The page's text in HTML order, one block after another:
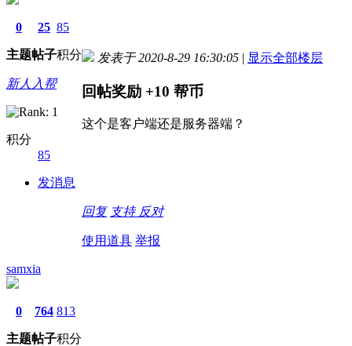
0
主题
25
帖子
85
积分
新人入帮
积分
85
发消息
发表于 2020-8-29 16:30:05 | 显示全部楼层
回帖奖励 +10 帮币
这个是客户端还是服务器端？
回复 支持 反对
使用道具 举报
samxia
0
主题
764
帖子
813
积分